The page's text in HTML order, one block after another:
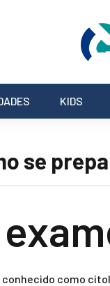
KIDS
se
conhecido como